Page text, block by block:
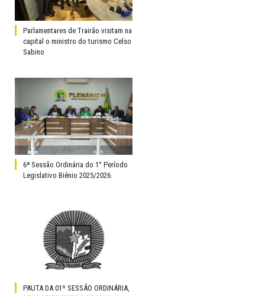
Parlamentares de Trairão visitam na
capital o ministro do turismo Celso
Sabino
6ª Sessão Ordinária do 1° Período
Legislativo Biênio 2025/2026.
PAUTA DA 01º SESSÃO ORDINÁRIA,